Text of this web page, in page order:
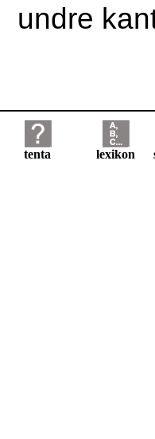
undre
tenta lexikon